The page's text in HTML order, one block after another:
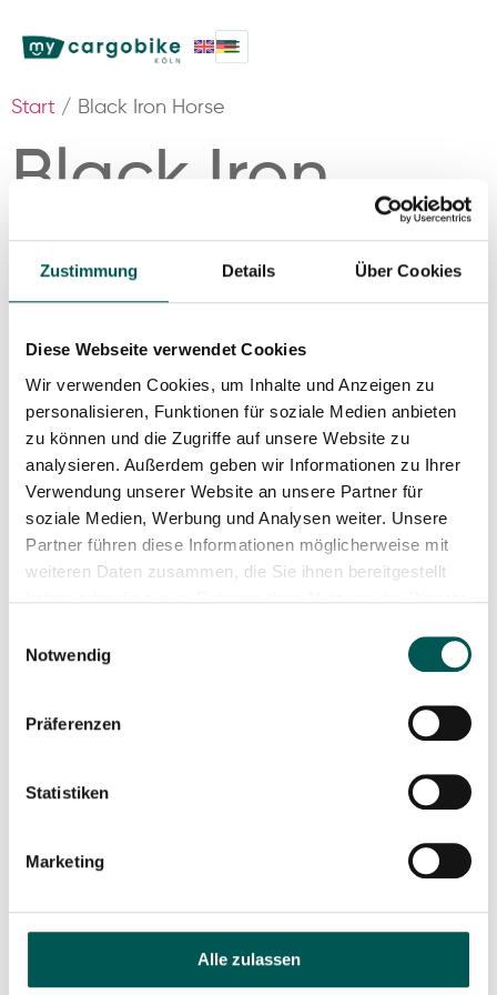
Zustimmung Details Über Cookies
Diese Webseite verwendet Cookies
Wir verwenden Cookies, um Inhalte und Anzeigen zu
personalisieren, Funktionen für soziale Medien anbieten
zu können und die Zugriffe auf unsere Website zu
analysieren. Außerdem geben wir Informationen zu Ihrer
Verwendung unserer Website an unsere Partner für
soziale Medien, Werbung und Analysen weiter. Unsere
Partner führen diese Informationen möglicherweise mit
weiteren Daten zusammen, die Sie ihnen bereitgestellt
Notwendig
Präferenzen
Statistiken
Marketing
Alle zulassen
Start / Black Iron Horse
Black Iron
Horse
Family / Dog
5.999,00€